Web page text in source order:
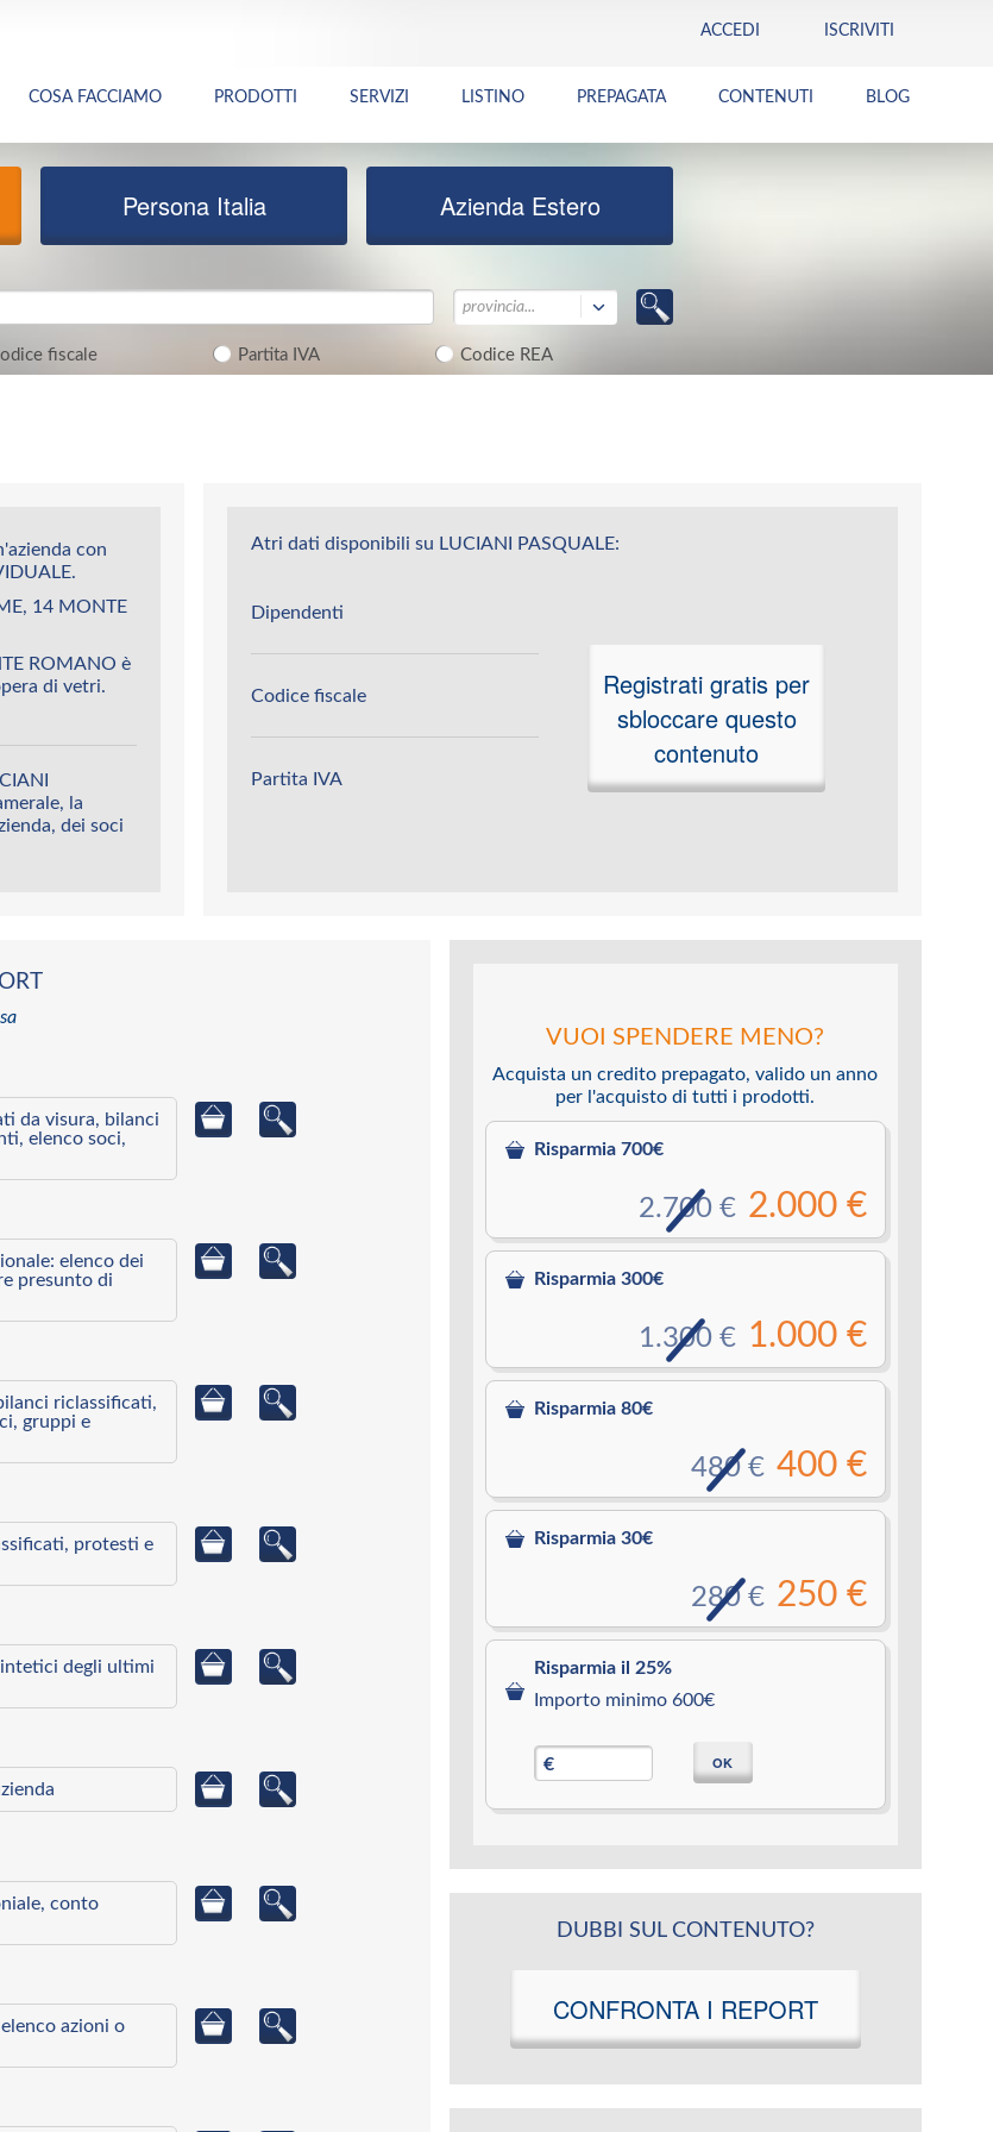
ACCEDI ISCRIVITI
COSA FACCIAMO PRODOTTI SERVIZI LISTINO PREPAGATA CONTENUTI BLOG
Persona Italia Azienda Estero
fiscale Partita IVA Codice REA
provincia...
con
14 MONTE
ROMANO è
di vetri.
la
dei soci
Atri dati disponibili su LUCIANI PASQUALE:
Dipendenti
Codice fiscale
Partita IVA
Registrati gratis per
sbloccare questo
contenuto
da visura, bilanci
elenco soci,
elenco dei
presunto di
riclassificati,
gruppi e
protesti e
degli ultimi
conto
azioni o
VUOI SPENDERE MENO?
Acquista un credito prepagato, valido un anno
per l'acquisto di tutti i prodotti.
Risparmia 700€
2.000 €
2.700 €
Risparmia 300€
1.000 €
1.300 €
Risparmia 80€
400 €
480 €
Risparmia 30€
250 €
280 €
Risparmia il 25%
Importo minimo 600€
€ OK
DUBBI SUL CONTENUTO?
CONFRONTA I REPORT